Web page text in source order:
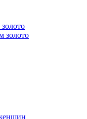
золото